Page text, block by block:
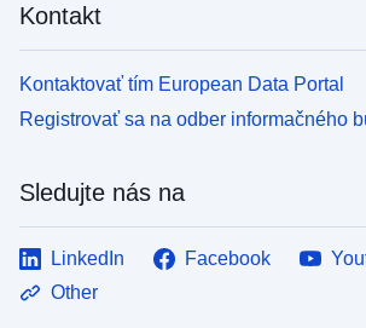
Kontakt
Kontaktovať tím European Data Portal
Registrovať sa na odber informačného
Sledujte nás na
LinkedIn Facebook
Other